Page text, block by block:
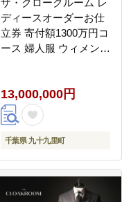
ディースオーダーお仕
立券 寄付額1300万円コ
ース 婦人服 ウィメンズ
立券 ギフト 贈り物 九
十九里町 千葉県
13,000,000円
千葉県 九十九里町